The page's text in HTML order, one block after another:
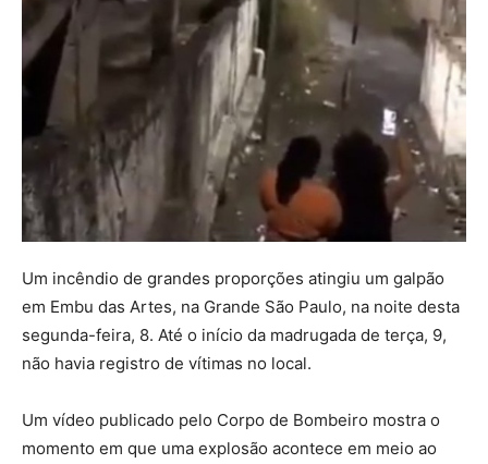
Um incêndio de grandes proporções atingiu um galpão
em Embu das Artes, na Grande São Paulo, na noite desta
segunda-feira, 8. Até o início da madrugada de terça, 9,
não havia registro de vítimas no local.
Um vídeo publicado pelo Corpo de Bombeiro mostra o
momento em que uma explosão acontece em meio ao